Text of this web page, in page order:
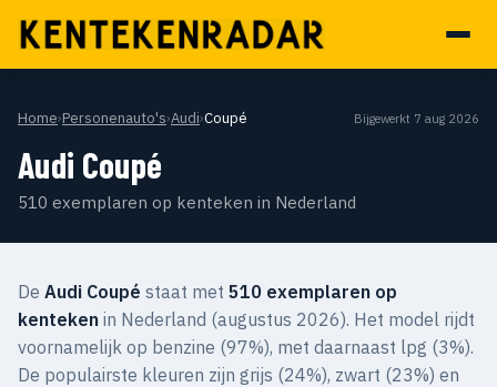
Home›Personenauto's›Audi›Coupé Bijgewerkt 7 aug 2026
Audi Coupé
510 exemplaren op kenteken in Nederland
De Audi Coupé staat met 510 exemplaren op
kenteken in Nederland (augustus 2026). Het model rijdt
voornamelijk op benzine (97%), met daarnaast lpg (3%).
De populairste kleuren zijn grijs (24%), zwart (23%) en